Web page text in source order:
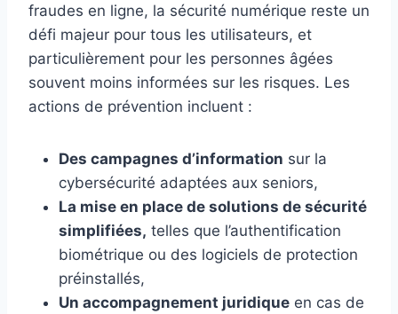
fraudes en ligne, la sécurité numérique reste un
défi majeur pour tous les utilisateurs, et
particulièrement pour les personnes âgées
souvent moins informées sur les risques. Les
actions de prévention incluent :
Des campagnes d’information sur la
cybersécurité adaptées aux seniors,
La mise en place de solutions de sécurité
simplifiées, telles que l’authentification
biométrique ou des logiciels de protection
préinstallés,
Un accompagnement juridique en cas de